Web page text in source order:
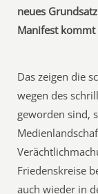
neues
Manifest
Das zeigen die
wegen des
geworden sind,
Friedenskreise
auch wieder in